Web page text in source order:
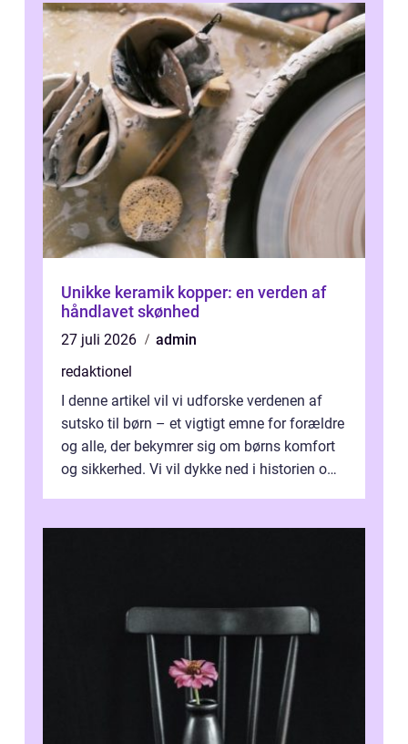
Unikke keramik kopper: en verden af
håndlavet skønhed
27 juli 2026
admin
redaktionel
I denne artikel vil vi udforske verdenen af
sutsko til børn – et vigtigt emne for forældre
og alle, der bekymrer sig om børns komfort
og sikkerhed. Vi vil dykke ned i historien om,